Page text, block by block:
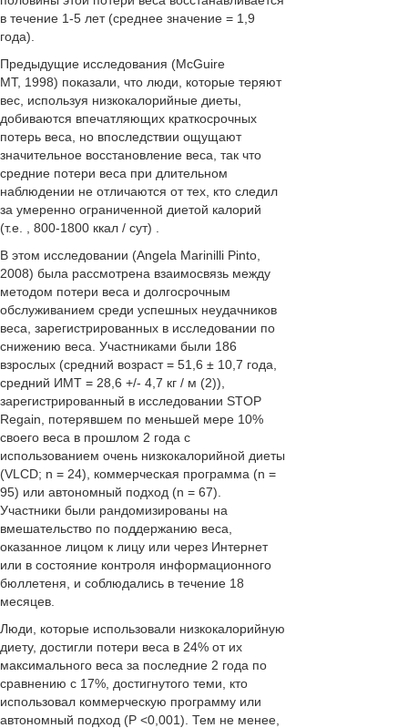
в течение 1-5 лет (среднее значение = 1,9
года).
Предыдущие исследования (McGuire
MT, 1998) показали, что люди, которые теряют
вес, используя низкокалорийные диеты,
добиваются впечатляющих краткосрочных
потерь веса, но впоследствии ощущают
значительное восстановление веса, так что
средние потери веса при длительном
наблюдении не отличаются от тех, кто следил
за умеренно ограниченной диетой калорий
(т.е. , 800-1800 ккал / сут) .
В этом исследовании (Angela Marinilli Pinto,
2008) была рассмотрена взаимосвязь между
методом потери веса и долгосрочным
обслуживанием среди успешных неудачников
веса, зарегистрированных в исследовании по
снижению веса. Участниками были 186
взрослых (средний возраст = 51,6 ± 10,7 года,
средний ИМТ = 28,6 +/- 4,7 кг / м (2)),
зарегистрированный в исследовании STOP
Regain, потерявшем по меньшей мере 10%
своего веса в прошлом 2 года с
использованием очень низкокалорийной диеты
(VLCD; n = 24), коммерческая программа (n =
95) или автономный подход (n = 67).
Участники были рандомизированы на
вмешательство по поддержанию веса,
оказанное лицом к лицу или через Интернет
или в состояние контроля информационного
бюллетеня, и соблюдались в течение 18
месяцев.
Люди, которые использовали низкокалорийную
диету, достигли потери веса в 24% от их
максимального веса за последние 2 года по
сравнению с 17%, достигнутого теми, кто
использовал коммерческую программу или
автономный подход (P <0,001). Тем не менее,